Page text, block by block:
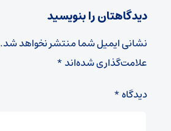
دیدگاهتان را بنویسید
نشانی ایمیل شما منتشر نخواهد شد.
علامت‌گذاری شده‌اند*
دیدگاه*